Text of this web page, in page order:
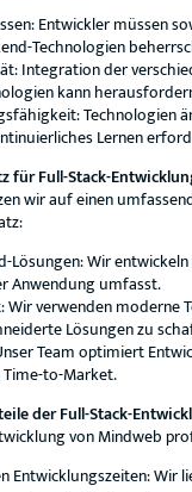
Entwickler müssen
Technologien
Integration der
kann
Technologien
Lernen
für Full-Stack-
wir auf einen
Lösungen: Wir
Anwendung umfasst.
Wir verwenden moderne
Lösungen zu
Team optimiert
to-Market.
der Full-Stack-
von Mindweb
Entwicklungszeiten: Wir